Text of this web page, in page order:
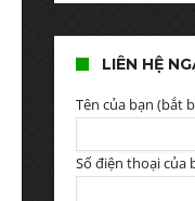
LIÊN HỆ
Tên của bạn (bắt
Số điện thoại của